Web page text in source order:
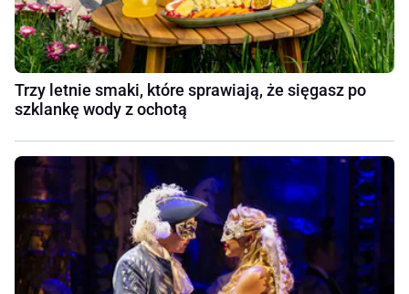
Trzy letnie smaki, które sprawiają, że sięgasz po
szklankę wody z ochotą